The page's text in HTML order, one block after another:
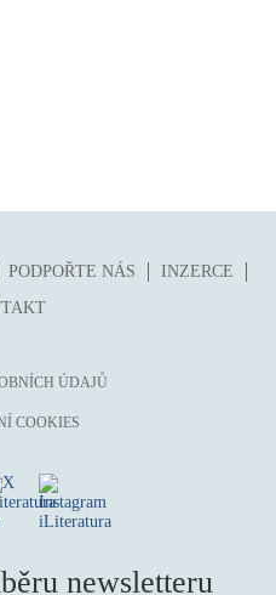
PODPOŘTE NÁS
INZERCE
ÚDAJŮ
COOKIES
newsletteru